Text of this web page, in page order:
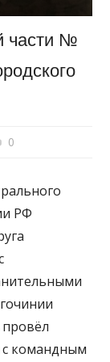
части №
0
РФ
с командным